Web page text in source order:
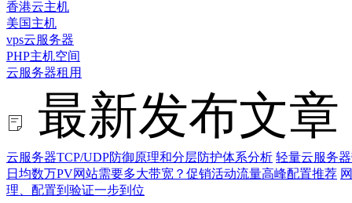
香港云主机
美国主机
vps云服务器
PHP主机空间
云服务器租用
最新发布文章
云服务器TCP/UDP防御原理和分层防护体系分析 轻量云服务
日均数万PV网站需要多大带宽？促销活动流量高峰配置推荐
理、配置到验证一步到位